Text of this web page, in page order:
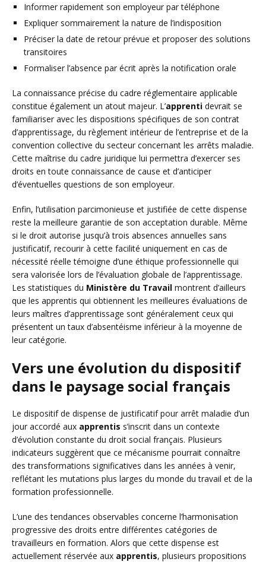
Informer rapidement son employeur par téléphone
Expliquer sommairement la nature de l’indisposition
Préciser la date de retour prévue et proposer des solutions
transitoires
Formaliser l’absence par écrit après la notification orale
La connaissance précise du cadre réglementaire applicable
constitue également un atout majeur. L’apprenti devrait se
familiariser avec les dispositions spécifiques de son contrat
d’apprentissage, du règlement intérieur de l’entreprise et de la
convention collective du secteur concernant les arrêts maladie.
Cette maîtrise du cadre juridique lui permettra d’exercer ses
droits en toute connaissance de cause et d’anticiper
d’éventuelles questions de son employeur.
Enfin, l’utilisation parcimonieuse et justifiée de cette dispense
reste la meilleure garantie de son acceptation durable. Même
si le droit autorise jusqu’à trois absences annuelles sans
justificatif, recourir à cette facilité uniquement en cas de
nécessité réelle témoigne d’une éthique professionnelle qui
sera valorisée lors de l’évaluation globale de l’apprentissage.
Les statistiques du Ministère du Travail montrent d’ailleurs
que les apprentis qui obtiennent les meilleures évaluations de
leurs maîtres d’apprentissage sont généralement ceux qui
présentent un taux d’absentéisme inférieur à la moyenne de
leur catégorie.
Vers une évolution du dispositif
dans le paysage social français
Le dispositif de dispense de justificatif pour arrêt maladie d’un
jour accordé aux apprentis s’inscrit dans un contexte
d’évolution constante du droit social français. Plusieurs
indicateurs suggèrent que ce mécanisme pourrait connaître
des transformations significatives dans les années à venir,
reflétant les mutations plus larges du monde du travail et de la
formation professionnelle.
L’une des tendances observables concerne l’harmonisation
progressive des droits entre différentes catégories de
travailleurs en formation. Alors que cette dispense est
actuellement réservée aux apprentis, plusieurs propositions